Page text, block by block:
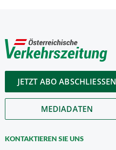
JETZT ABO ABSCHLIESSEN
MEDIADATEN
KONTAKTIEREN SIE UNS